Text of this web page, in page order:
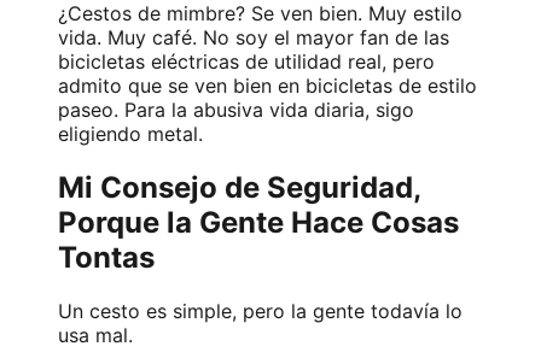
¿Cestos de mimbre? Se ven bien. Muy estilo
vida. Muy café. No soy el mayor fan de las
bicicletas eléctricas de utilidad real, pero
admito que se ven bien en bicicletas de estilo
paseo. Para la abusiva vida diaria, sigo
eligiendo metal.
Mi Consejo de Seguridad,
Porque la Gente Hace Cosas
Tontas
Un cesto es simple, pero la gente todavía lo
usa mal.